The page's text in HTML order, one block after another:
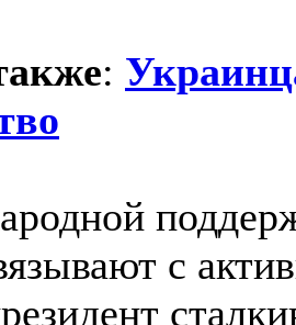
:
с